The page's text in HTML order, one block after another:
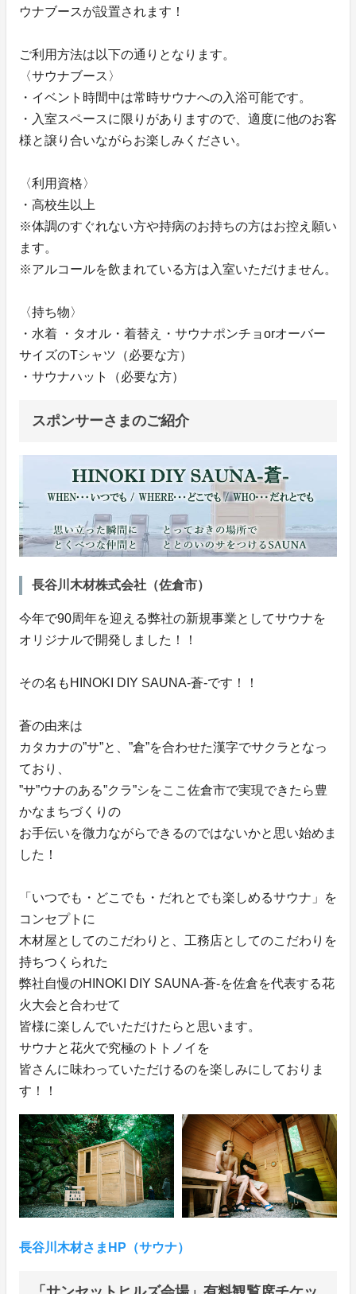
ウナブースが設置されます！
ご利用方法は以下の通りとなります。
〈サウナブース〉
・イベント時間中は常時サウナへの入浴可能です。
・入室スペースに限りがありますので、適度に他のお客
様と譲り合いながらお楽しみください。
〈利用資格〉
・高校生以上
※体調のすぐれない方や持病のお持ちの方はお控え願い
ます。
※アルコールを飲まれている方は入室いただけません。
〈持ち物〉
・水着 ・タオル・着替え・サウナポンチョorオーバー
サイズのTシャツ（必要な方）
・サウナハット（必要な方）
スポンサーさまのご紹介
長谷川木材株式会社（佐倉市）
今年で90周年を迎える弊社の新規事業としてサウナを
オリジナルで開発しました！！
その名もHINOKI DIY SAUNA-蒼-です！！
蒼の由来は
カタカナの”サ”と、”倉”を合わせた漢字でサクラとなっ
ており、
”サ”ウナのある”クラ”シをここ佐倉市で実現できたら豊
かなまちづくりの
お手伝いを微力ながらできるのではないかと思い始めま
した！
「いつでも・どこでも・だれとでも楽しめるサウナ」を
コンセプトに
木材屋としてのこだわりと、工務店としてのこだわりを
持ちつくられた
弊社自慢のHINOKI DIY SAUNA-蒼-を佐倉を代表する花
火大会と合わせて
皆様に楽しんでいただけたらと思います。
サウナと花火で究極のトトノイを
皆さんに味わっていただけるのを楽しみにしておりま
す！！
長谷川木材さまHP（サウナ）